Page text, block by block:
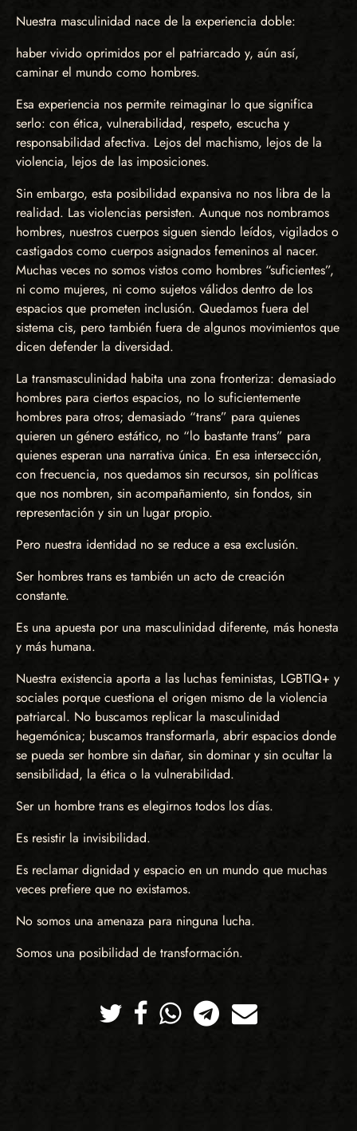
Nuestra masculinidad nace de la experiencia doble:
haber vivido oprimidos por el patriarcado y, aún así,
caminar el mundo como hombres.
Esa experiencia nos permite reimaginar lo que significa
serlo: con ética, vulnerabilidad, respeto, escucha y
responsabilidad afectiva. Lejos del machismo, lejos de la
violencia, lejos de las imposiciones.
Sin embargo, esta posibilidad expansiva no nos libra de la
realidad. Las violencias persisten. Aunque nos nombramos
hombres, nuestros cuerpos siguen siendo leídos, vigilados o
castigados como cuerpos asignados femeninos al nacer.
Muchas veces no somos vistos como hombres “suficientes”,
ni como mujeres, ni como sujetos válidos dentro de los
espacios que prometen inclusión. Quedamos fuera del
sistema cis, pero también fuera de algunos movimientos que
dicen defender la diversidad.
La transmasculinidad habita una zona fronteriza: demasiado
hombres para ciertos espacios, no lo suficientemente
hombres para otros; demasiado “trans” para quienes
quieren un género estático, no “lo bastante trans” para
quienes esperan una narrativa única. En esa intersección,
con frecuencia, nos quedamos sin recursos, sin políticas
que nos nombren, sin acompañamiento, sin fondos, sin
representación y sin un lugar propio.
Pero nuestra identidad no se reduce a esa exclusión.
Ser hombres trans es también un acto de creación
constante.
Es una apuesta por una masculinidad diferente, más honesta
y más humana.
Nuestra existencia aporta a las luchas feministas, LGBTIQ+ y
sociales porque cuestiona el origen mismo de la violencia
patriarcal. No buscamos replicar la masculinidad
hegemónica; buscamos transformarla, abrir espacios donde
se pueda ser hombre sin dañar, sin dominar y sin ocultar la
sensibilidad, la ética o la vulnerabilidad.
Ser un hombre trans es elegirnos todos los días.
Es resistir la invisibilidad.
Es reclamar dignidad y espacio en un mundo que muchas
veces prefiere que no existamos.
No somos una amenaza para ninguna lucha.
Somos una posibilidad de transformación.
TwitterFacebookWhatsappTelegramCorreo